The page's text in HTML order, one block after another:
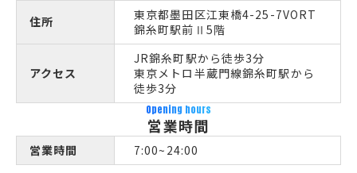
住所
東京都墨田区江東橋4-25-7VORT
錦糸町駅前Ⅱ5階
アクセス
JR錦糸町駅から徒歩3分
東京メトロ半蔵門線錦糸町駅から
徒歩3分
Opening hours
営業時間
営業時間 7:00~24:00